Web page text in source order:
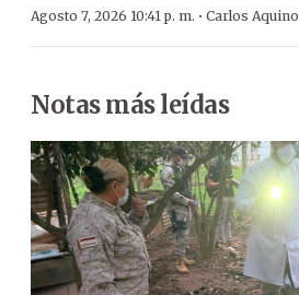
Agosto 7, 2026 10:41 p. m. · Carlos Aquino
Notas más leídas